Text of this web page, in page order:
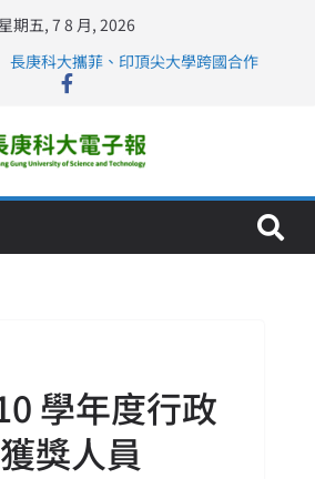
星期五, 7 8 月, 2026
長庚科大攜菲、印頂尖大學跨國合作
科大赴美直擊健康平權與智慧照護實踐
科大締結策略聯盟 培育護理尖兵
學年度行政
獎人員